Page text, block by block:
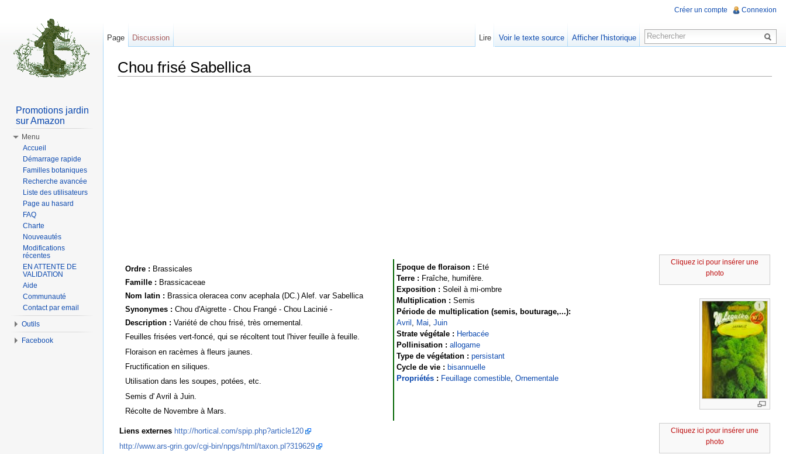
Chou frisé Sabellica
Cliquez ici pour insérer une
photo
Cliquez ici pour insérer une
photo
Ordre : Brassicales
Famille : Brassicaceae
Nom latin : Brassica oleracea conv acephala (DC.) Alef. var Sabellica
Synonymes : Chou d'Aigrette - Chou Frangé - Chou Lacinié -
Description : Variété de chou frisé, très ornemental.
Feuilles frisées vert-foncé, qui se récoltent tout l'hiver feuille à feuille.
Floraison en racèmes à fleurs jaunes.
Fructification en siliques.
Utilisation dans les soupes, potées, etc.
Semis d' Avril à Juin.
Récolte de Novembre à Mars.
Epoque de floraison : Eté
Terre : Fraîche, humifère.
Exposition : Soleil à mi-ombre
Multiplication : Semis
Période de multiplication (semis, bouturage,...):
Avril , Mai, Juin
Strate végétale : Herbacée
Pollinisation : allogame
Type de végétation : persistant
Cycle de vie : bisannuelle
Propriétés : Feuillage comestible, Ornementale
Liens externes http://hortical.com/spip.php?article120
http://www.ars-grin.gov/cgi-bin/npgs/html/taxon.pl?319629
Créer un compte Connexion
Page Discussion Lire Voir le texte source Afficher l'historique
Promotions jardin
sur Amazon
Menu
Accueil
Démarrage rapide
Familles botaniques
Recherche avancée
Liste des utilisateurs
Page au hasard
FAQ
Charte
Nouveautés
Modifications
récentes
EN ATTENTE DE
VALIDATION
Aide
Communauté
Contact par email
Outils
Facebook